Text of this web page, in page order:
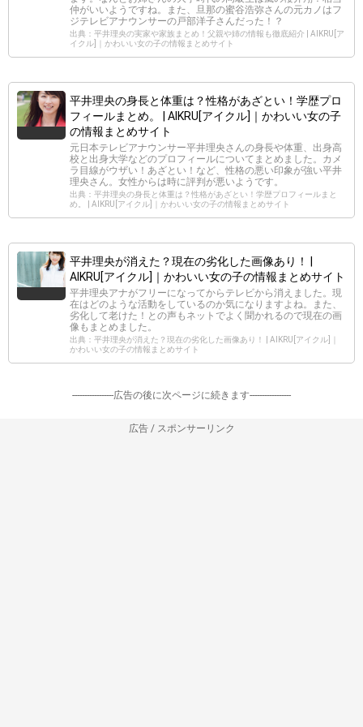
仲がいいようですね。また、旦那の蜜谷浩弥さんの元カノはフ
ジテレビアナウンサーの戸部洋子さんだった！？
出典：平井理央の実家や家族まとめ！父親や姉の情報も徹底紹介 | AIKRU[ア
イクル]｜かわいい女の子の情報まとめサイト
平井理央の身長と体重は？性格があざとい！学歴プロ
フィールまとめ。 | AIKRU[アイクル]｜かわいい女の子
の情報まとめサイト
元日本テレビアナウンサー平井理央さんの身長や体重、出身高
校と出身大学などのプロフィールについてまとめました。カメ
ラ目線がウザい！あざとい！など、性格の悪い印象が強い平井
理央さん。女性からは時に評判が悪いようです。
出典：平井理央の身長と体重は？性格があざとい！学歴プロフィールまと
め。 | AIKRU[アイクル]｜かわいい女の子の情報まとめサイト
平井理央が消えた？現在の劣化した画像あり！ |
AIKRU[アイクル]｜かわいい女の子の情報まとめサイト
平井理央アナがフリーになってからテレビから消えました。現
在はどのような活動をしているのか気になりますよね。また、
劣化して老けた！との声もネットでよく聞かれるので現在の画
像もまとめました。
出典：平井理央が消えた？現在の劣化した画像あり！ | AIKRU[アイクル]｜
かわいい女の子の情報まとめサイト
-----------------広告の後に次ページに続きます-----------------
広告 / スポンサーリンク